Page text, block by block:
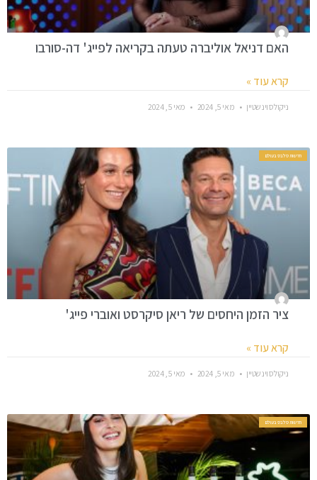
האם דניאל אוליברה טעתה בקריאה לפייג' דה-סורבו
קרא עוד »
ניקולס וינשטיין מאי 5, 2024 מאי 5, 2024
חדשות סלבס בעולם
ציר הזמן היחסים של ריאן סיקרסט ואוברי פייג'
קרא עוד »
ניקולס וינשטיין מאי 5, 2024 מאי 5, 2024
חדשות סלבס בעולם